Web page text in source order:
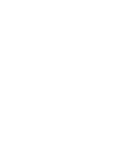
«Este festival es
panorama
y refuerza las
Internacional de
AWFF rendirá
galardones. El
Lisandro Alonso,